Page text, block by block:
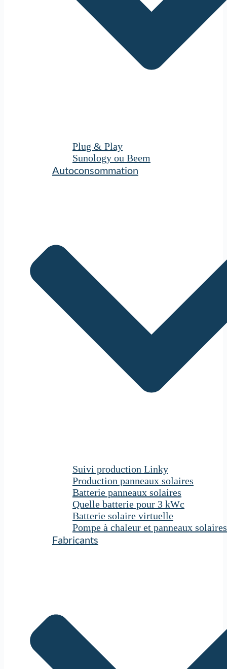
Plug & Play
Sunology ou Beem
Autoconsommation
Suivi production Linky
Production panneaux solaires
Batterie panneaux solaires
Quelle batterie pour 3 kWc
Batterie solaire virtuelle
Pompe à chaleur et panneaux solaires
Fabricants